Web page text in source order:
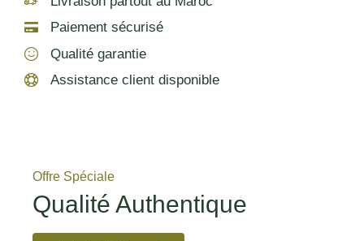
Paiement sécurisé
Qualité garantie
Assistance client disponible
Offre Spéciale
Qualité Authentique